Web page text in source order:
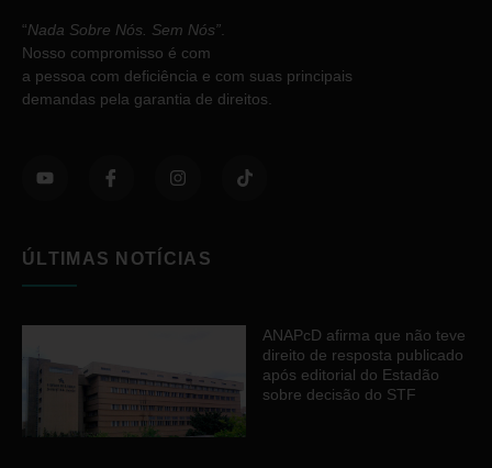
“Nada Sobre Nós. Sem Nós”
Nosso compromisso é com
a pessoa com deficiência e com suas principais
demandas pela garantia de direitos.
ÚLTIMAS NOTÍCIAS
ANAPcD afirma que não teve
direito de resposta publicado
após editorial do Estadão
sobre decisão do STF